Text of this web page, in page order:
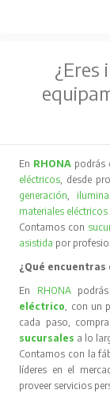
¿Eres
En RHONA podrás
eléctricos, desde
generación,
materiales eléctricos
Contamos con
asistida por
¿Qué encuentras
En RHONA
eléctrico, con un
cada paso,
sucursales a lo
Contamos con la
líderes en el
proveer servicios